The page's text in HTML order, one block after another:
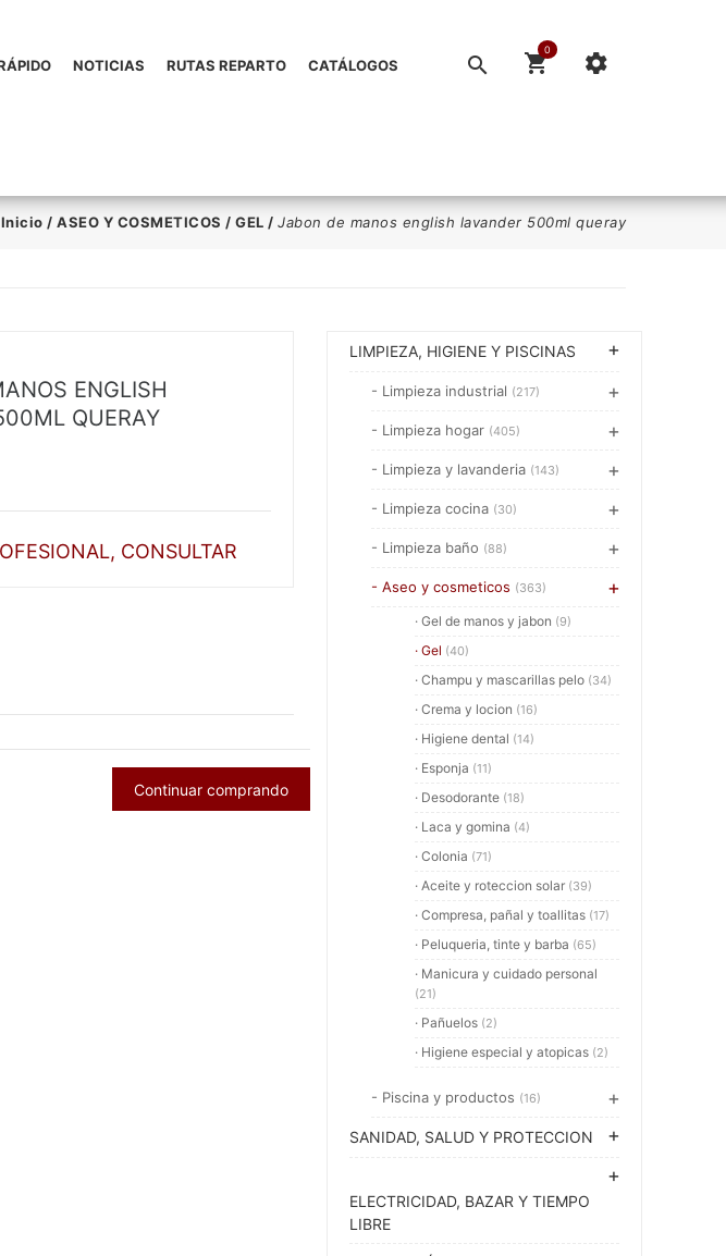
0
NOTICIAS RUTAS REPARTO CATÁLOGOS
Inicio / ASEO Y COSMETICOS / GEL / Jabon de manos english lavander 500ml queray
LIMPIEZA, HIGIENE Y PISCINAS
- Limpieza industrial (217)
- Limpieza hogar (405)
- Limpieza y lavanderia (143)
- Limpieza cocina (30)
- Limpieza baño (88)
- Aseo y cosmeticos (363)
· Gel de manos y jabon (9)
· Gel (40)
· Champu y mascarillas pelo (34)
· Crema y locion (16)
· Higiene dental (14)
· Esponja (11)
· Desodorante (18)
· Laca y gomina (4)
· Colonia (71)
· Aceite y roteccion solar (39)
· Compresa, pañal y toallitas (17)
· Peluqueria, tinte y barba (65)
· Manicura y cuidado personal
(21)
· Pañuelos (2)
· Higiene especial y atopicas (2)
- Piscina y productos (16)
SANIDAD, SALUD Y PROTECCION
ELECTRICIDAD, BAZAR Y TIEMPO
LIBRE
ENGLISH
QUERAY
CONSULTAR
Continuar comprando